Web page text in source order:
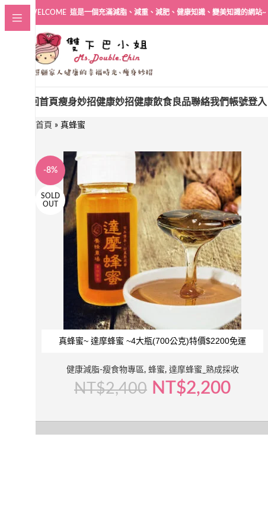
WELCOME 這是一個充滿減脂、減重、減肥、健康知識、變美知識的網站~
回首頁瘦身妙招健康妙招健康飲食良品聯絡我們帳號登入
首頁 » 真蜂蜜
-8%
SOLD
OUT
真蜂蜜~ 達摩蜂蜜 ~4大瓶(700公克)特價$2200免運
健康減脂-瘦食物專區, 蜂蜜, 達摩蜂蜜_熟成採收
NT$2,400 NT$2,200